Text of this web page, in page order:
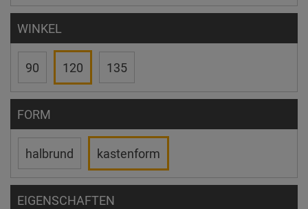
WINKEL
90 120 135
FORM
halbrund kastenform
EIGENSCHAFTEN